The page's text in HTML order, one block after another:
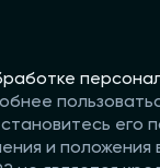
его
и